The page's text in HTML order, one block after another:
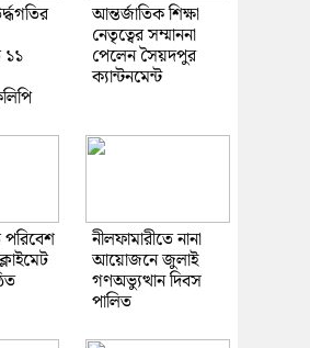
১১
আন্তর্জাতিক শিক্ষা
নেতৃত্বের সম্মাননা
পেলেন সৈয়দপুর
ক্যান্টনমেন্ট
পরিবেশ নীলফামারীতে নানা
আয়োজনে জুলাই
গণঅভ্যুত্থান দিবস
পালিত